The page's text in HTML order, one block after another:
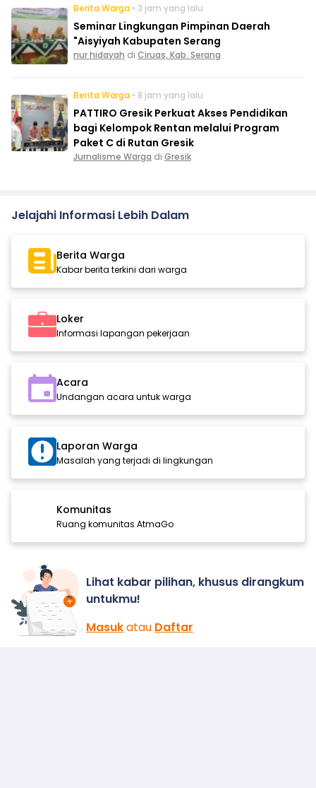
Berita Warga • 3 jam yang lalu
Seminar Lingkungan Pimpinan Daerah
"Aisyiyah Kabupaten Serang
nur hidayah di Ciruas, Kab. Serang
Berita Warga • 8 jam yang lalu
PATTIRO Gresik Perkuat Akses Pendidikan
bagi Kelompok Rentan melalui Program
Paket C di Rutan Gresik
Jurnalisme Warga di Gresik
Jelajahi Informasi Lebih Dalam
Berita Warga
Kabar berita terkini dari warga
Loker
Informasi lapangan pekerjaan
Acara
Undangan acara untuk warga
Laporan Warga
Masalah yang terjadi di lingkungan
Komunitas
Ruang komunitas AtmaGo
Lihat kabar pilihan, khusus dirangkum
untukmu!
Masukatau Daftar